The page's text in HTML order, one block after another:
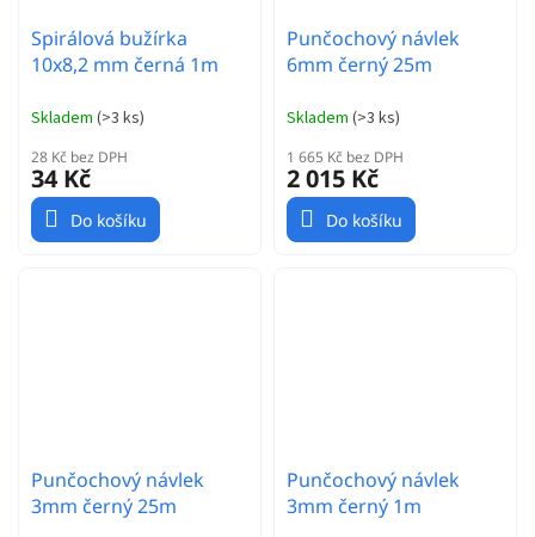
Spirálová bužírka
10x8,2 mm černá 1m
Skladem (>3 ks)
28 Kč bez DPH
34 Kč
Do košíku
Punčochový návlek
6mm černý 25m
Skladem (>3 ks)
1 665 Kč bez DPH
2 015 Kč
Do košíku
Punčochový návlek
3mm černý 25m
Punčochový návlek
3mm černý 1m